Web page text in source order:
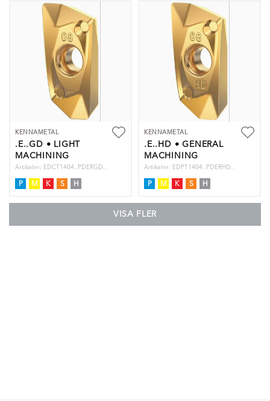
KENNAMETAL
.E..GD • LIGHT
MACHINING
Artikelnr: EDCT1404..PDERGD..
P M K S H
KENNAMETAL
.E..HD • GENERAL
MACHINING
Artikelnr: EDPT1404..PDERHD..
P M K S H
VISA FLER